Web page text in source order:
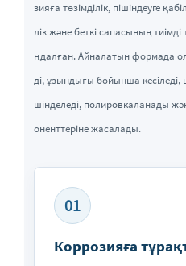
зияға төзімділік, пішіндеуге
лік және беткі сапасының
ңдалған. Айналатын формада
ді, ұзындығы бойынша
шінделеді, полировкаланады
оненттеріне жасалады.
01
Коррозияға